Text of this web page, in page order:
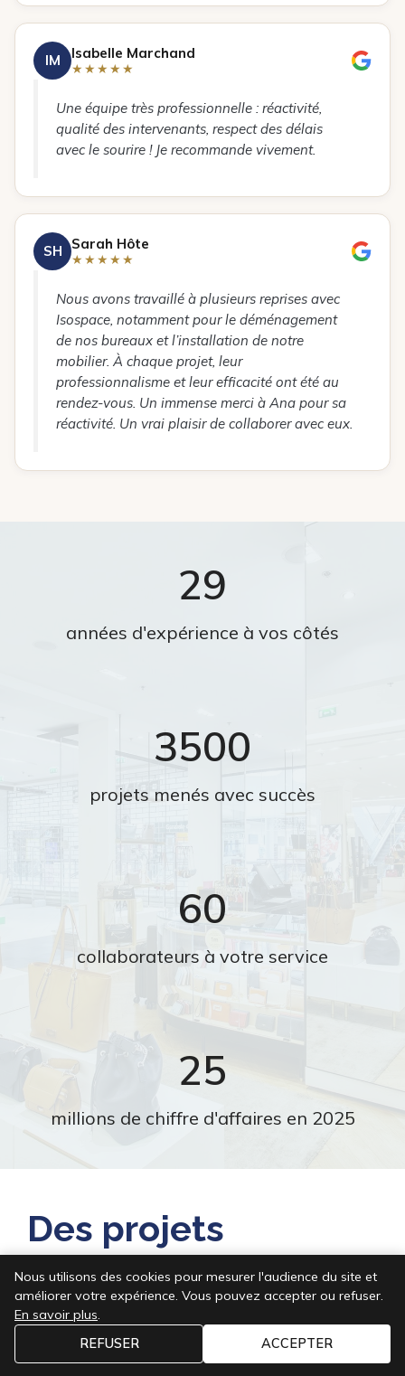
IM Isabelle Marchand
★★★★★
Une équipe très professionnelle : réactivité,
qualité des intervenants, respect des délais
avec le sourire ! Je recommande vivement.
SH Sarah Hôte
★★★★★
Nous avons travaillé à plusieurs reprises avec
Isospace, notamment pour le déménagement
de nos bureaux et l’installation de notre
mobilier. À chaque projet, leur
professionnalisme et leur efficacité ont été au
rendez-vous. Un immense merci à Ana pour sa
réactivité. Un vrai plaisir de collaborer avec eux.
29
années d'expérience à vos côtés
3500
projets menés avec succès
60
collaborateurs à votre service
25
millions de chiffre d'affaires en 2025
Des projets
socialement et
écologiquement
Nous utilisons des cookies pour mesurer l'audience du site et
améliorer votre expérience. Vous pouvez accepter ou refuser.
En savoir plus.
REFUSER
ACCEPTER